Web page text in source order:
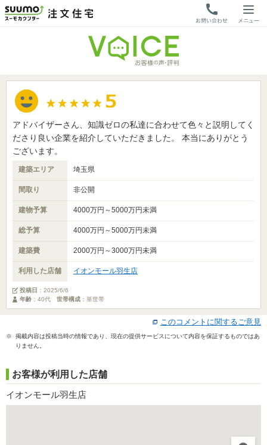
アドバイザーさん、知識ゼロの私達に合わせて色々と説明してく
ださり良い企業を紹介していただきました。 本当にありがとう
ございます。
建築エリア 埼玉県
間取り 非公開
建物予算 4000万円～5000万円未満
総予算 4000万円～5000万円未満
建築費 2000万円～3000万円未満
利用した店舗 イオンモール羽生店
投稿日 ： 2025/6/6
年齢 ：40代 世帯構成 ：単世帯
このコメントに関するご意見
※ 掲載内容は投稿当時の情報であり、現在の提供サービスについて内容を保証するものではあ
りません。
お客様が利用した店舗
イオンモール羽生店